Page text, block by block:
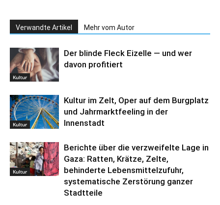
Verwandte Artikel Mehr vom Autor
Kultur
Der blinde Fleck Eizelle — und wer
davon profitiert
Kultur
Kultur im Zelt, Oper auf dem Burgplatz
und Jahrmarktfeeling in der
Innenstadt
Kultur
Berichte über die verzweifelte Lage in
Gaza: Ratten, Krätze, Zelte,
behinderte Lebensmittelzufuhr,
systematische Zerstörung ganzer
Stadtteile